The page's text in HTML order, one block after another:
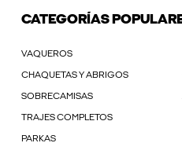
CATEGORÍAS
VAQUEROS
CHAQUETAS Y ABRIGOS
SOBRECAMISAS
TRAJES COMPLETOS
PARKAS